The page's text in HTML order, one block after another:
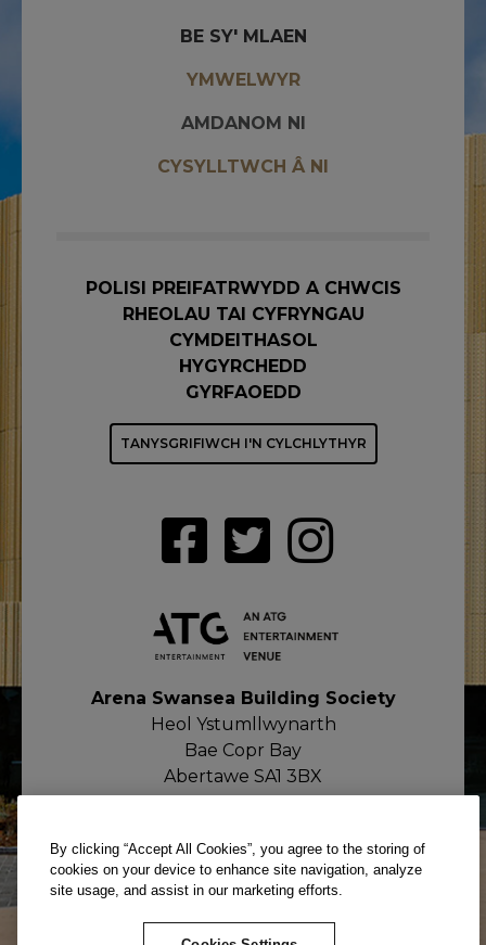
BE SY' MLAEN
YMWELWYR
AMDANOM NI
CYSYLLTWCH Â NI
POLISI PREIFATRWYDD A CHWCIS
RHEOLAU TAI CYFRYNGAU
CYMDEITHASOL
HYGYRCHEDD
GYRFAOEDD
TANYSGRIFIWCH I'N CYLCHLYTHYR
Arena Swansea Building Society
Heol Ystumllwynarth
Bae Copr Bay
Abertawe SA1 3BX
By clicking “Accept All Cookies”, you agree to the storing of
cookies on your device to enhance site navigation, analyze
site usage, and assist in our marketing efforts.